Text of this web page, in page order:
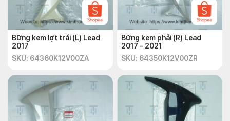
Bững kem lợt trái (L) Lead
2017
SKU: 64360K12V00ZA
Bững kem phải (R) Lead
2017 – 2021
SKU: 64350K12V00ZR